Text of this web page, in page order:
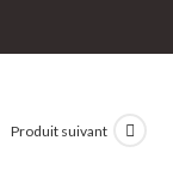
Produit suivant